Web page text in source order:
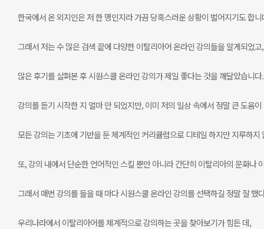
한국에서 온 외지인은 저 한 명인지라 가끔 당혹스러운 상황이 벌어지기도 합니
그래서 저는 수 많은 검색 끝에 다양한 이탈리아어 온라인 강의들을 알게되었고,
많은 후기를 살펴본 후 시원스쿨 온라인 강의가 제일 좋다는 것을 깨달았습니다.
강의를 듣기 시작한 지 얼마 안 되었지만, 이미 저의 일상 속에서 정말 큰 도움
모든 강의는 기초에 기반을 둔 체계적인 커리큘럼으로 디테일 하지만 지루하
또, 강의 내에서 단순한 언어적인 스킬 뿐만 아니라 간단히 이탈리아의 문화나
그래서 매번 강의를 들을 때 마다 시원스쿨 온라인 강의를 선택하길 정말 잘 했
우리나라에서 이탈리아어를 체계적으로 강의하는 곳을 찾아보기가 힘든 데,